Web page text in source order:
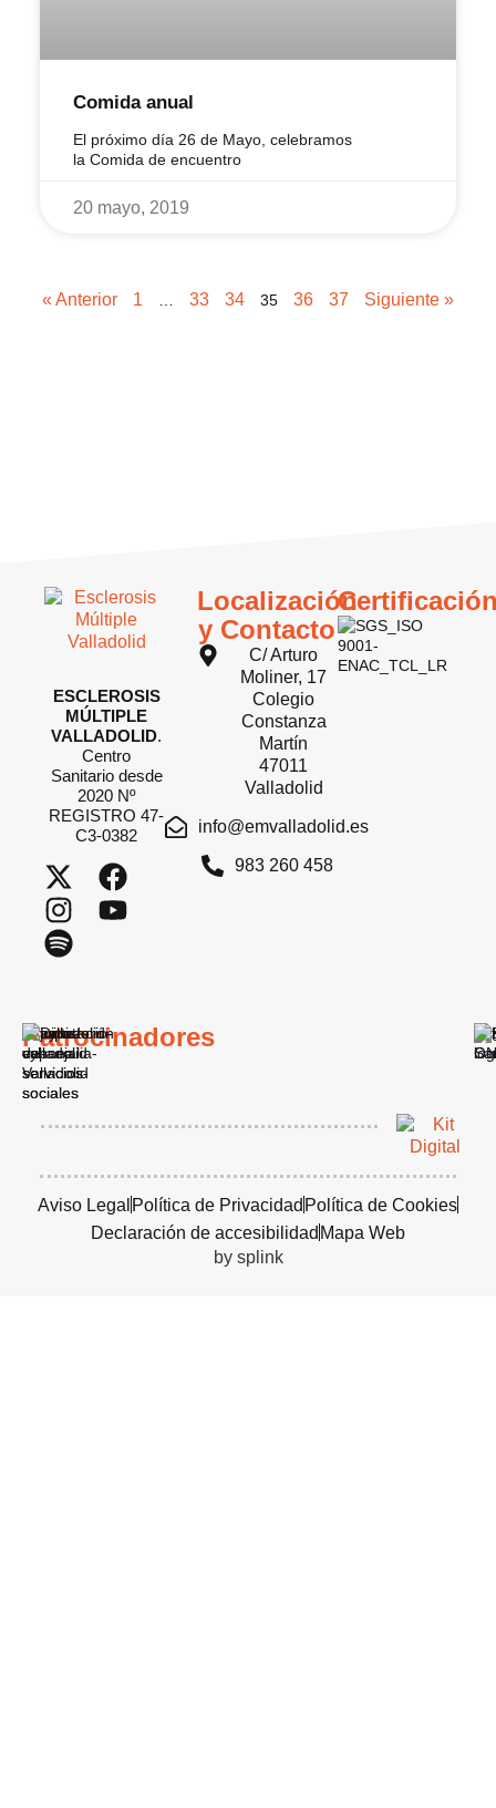
Comida anual
El próximo día 26 de Mayo, celebramos
la Comida de encuentro
20 mayo, 2019
« Anterior 1 … 33 34 35 36 37 Siguiente »
ESCLEROSIS
MÚLTIPLE
VALLADOLID.
Centro
Sanitario desde
2020 Nº
REGISTRO 47-
C3-0382
Localización
y Contacto
C/ Arturo
Moliner, 17
Colegio
Constanza
Martín
47011
Valladolid
info@emvalladolid.es
983 260 458
Patrocinadores
Aviso Legal Política de Privacidad Política de Cookies
Declaración de accesibilidad Mapa Web
by splink